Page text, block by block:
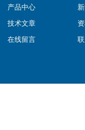
产品中心
技术文章
在线留言